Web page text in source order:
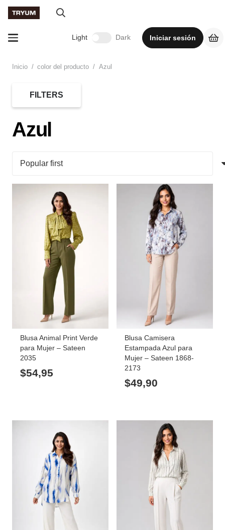
Light Dark Iniciar sesión
Inicio / color del producto / Azul
Azul
Blusa Animal Print Verde
para Mujer – Sateen
2035
$54,95
Blusa Camisera
Estampada Azul para
Mujer – Sateen 1868-
2173
$49,90
FILTERS